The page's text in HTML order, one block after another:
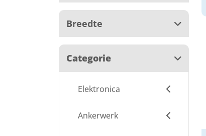
Breedte
Categorie
Elektronica
Ankerwerk